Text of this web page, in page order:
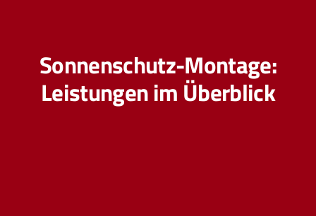
Sonnenschutz-Montage:
Leistungen im Überblick